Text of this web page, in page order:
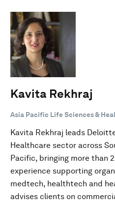
Kavita Rekhraj
Asia Pacific Life Sciences &
Kavita Rekhraj leads
Healthcare sector across
Pacific, bringing more than
experience supporting
medtech, healthtech and
advises clients on